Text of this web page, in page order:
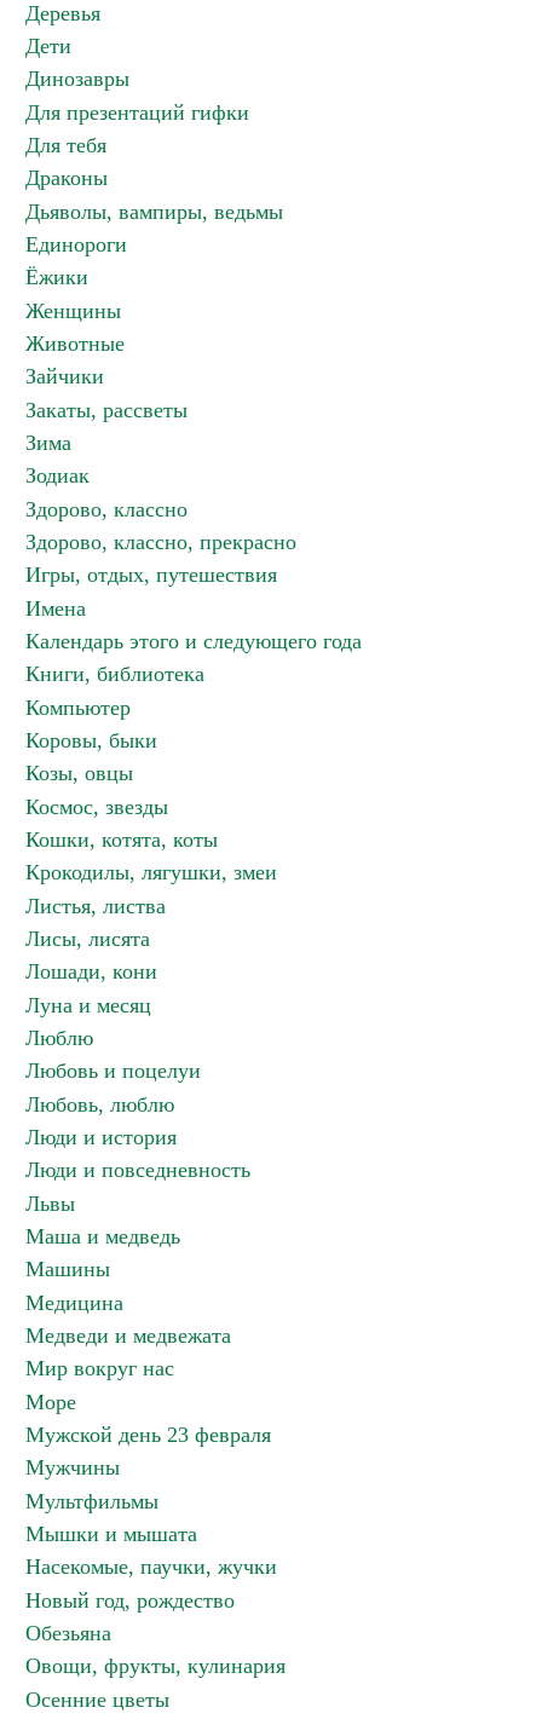
Деревья
Дети
Динозавры
Для презентаций гифки
Для тебя
Драконы
Дьяволы, вампиры, ведьмы
Единороги
Ёжики
Женщины
Животные
Зайчики
Закаты, рассветы
Зима
Зодиак
Здорово, классно
Здорово, классно, прекрасно
Игры, отдых, путешествия
Имена
Календарь этого и следующего года
Книги, библиотека
Компьютер
Коровы, быки
Козы, овцы
Космос, звезды
Кошки, котята, коты
Крокодилы, лягушки, змеи
Листья, листва
Лисы, лисята
Лошади, кони
Луна и месяц
Люблю
Любовь и поцелуи
Любовь, люблю
Люди и история
Люди и повседневность
Львы
Маша и медведь
Машины
Медицина
Медведи и медвежата
Мир вокруг нас
Море
Мужской день 23 февраля
Мужчины
Мультфильмы
Мышки и мышата
Насекомые, паучки, жучки
Новый год, рождество
Обезьяна
Овощи, фрукты, кулинария
Осенние цветы